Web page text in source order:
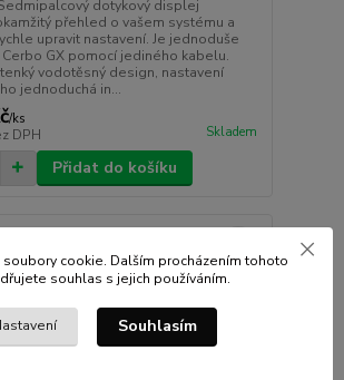
dotykový displej
přehled o vašem systému a
upravit nastavení. Je jednoduše
GX pomocí jediného kabelu.
vodotěsný design, nastavení
jednoduchá in...
/ks
DPH Skladem
Přidat do košíku
cookie. Dalším procházením tohoto
souhlas s jejich používáním.
Souhlasím